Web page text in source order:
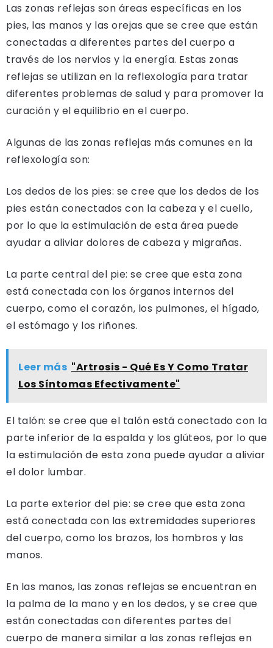
Las zonas reflejas son áreas específicas en los
pies, las manos y las orejas que se cree que están
conectadas a diferentes partes del cuerpo a
través de los nervios y la energía. Estas zonas
reflejas se utilizan en la reflexología para tratar
diferentes problemas de salud y para promover la
curación y el equilibrio en el cuerpo.
Algunas de las zonas reflejas más comunes en la
reflexología son:
Los dedos de los pies: se cree que los dedos de los
pies están conectados con la cabeza y el cuello,
por lo que la estimulación de esta área puede
ayudar a aliviar dolores de cabeza y migrañas.
La parte central del pie: se cree que esta zona
está conectada con los órganos internos del
cuerpo, como el corazón, los pulmones, el hígado,
el estómago y los riñones.
Leer más "Artrosis - Qué Es Y Como Tratar
Los Síntomas Efectivamente"
El talón: se cree que el talón está conectado con la
parte inferior de la espalda y los glúteos, por lo que
la estimulación de esta zona puede ayudar a aliviar
el dolor lumbar.
La parte exterior del pie: se cree que esta zona
está conectada con las extremidades superiores
del cuerpo, como los brazos, los hombros y las
manos.
En las manos, las zonas reflejas se encuentran en
la palma de la mano y en los dedos, y se cree que
están conectadas con diferentes partes del
cuerpo de manera similar a las zonas reflejas en